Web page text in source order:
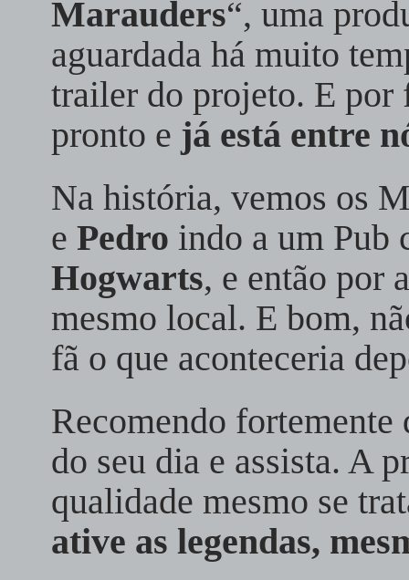
Marauders“, uma
aguardada há muito
trailer do projeto. E
pronto e já está entre
Na história, vemos os
e Pedro indo a um Pub
Hogwarts, e então por
mesmo local. E bom,
fã o que aconteceria
Recomendo fortemente
do seu dia e assista. A
qualidade mesmo se
ative as legendas,